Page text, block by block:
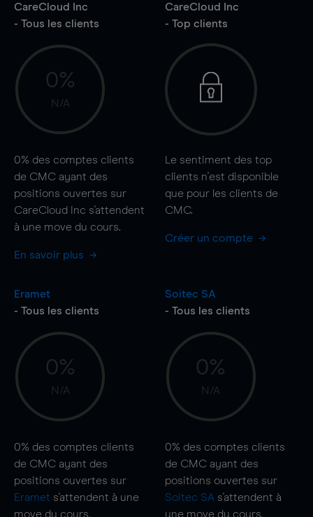
CareCloud Inc
- Tous les clients
0%
N/A
0% des comptes clients
de CMC ayant des
positions ouvertes sur
CareCloud Inc s'attendent
à une move du cours.
En savoir plus
CareCloud Inc
- Top clients
Le sentiment des top
clients n'est disponible
que pour les clients de
CMC.
Créer un compte
Eramet
- Tous les clients
0%
N/A
0% des comptes clients
de CMC ayant des
positions ouvertes sur
Eramet s'attendent à une
move du cours.
Soitec SA
- Tous les clients
0%
N/A
0% des comptes clients
de CMC ayant des
positions ouvertes sur
Soitec SA s'attendent à
une move du cours.